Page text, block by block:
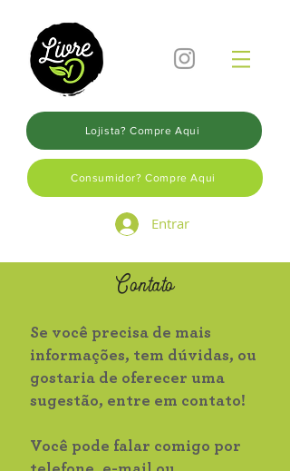
Lojista? Compre Aqui
Consumidor? Compre Aqui
Entrar
Contato
Se você precisa de mais
informações, tem dúvidas, ou
gostaria de oferecer uma
sugestão, entre em contato!
Você pode falar comigo por